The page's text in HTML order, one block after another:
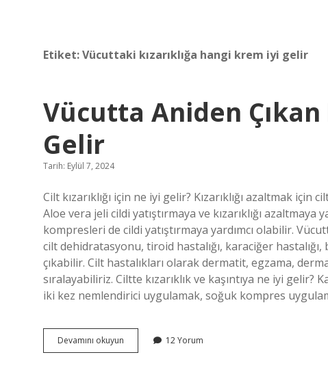
Etiket:Vücuttaki kızarıklığa hangi krem iyi gelir
Vücutta Aniden Çıkan
Gelir
Tarih: Eylül 7, 2024
Cilt kızarıklığı için ne iyi gelir? Kızarıklığı azaltmak
Aloe vera jeli cildi yatıştırmaya ve kızarıklığı azaltmaya
kompresleri de cildi yatıştırmaya yardımcı olabilir.
cilt dehidratasyonu, tiroid hastalığı, karaciğer
çıkabilir. Cilt hastalıkları olarak dermatit, egzama,
sıralayabiliriz. Ciltte kızarıklık ve kaşıntıya ne iyi gelir?
iki kez nemlendirici uygulamak, soğuk kompres
Devamını okuyun
Aniden
12 Yorum